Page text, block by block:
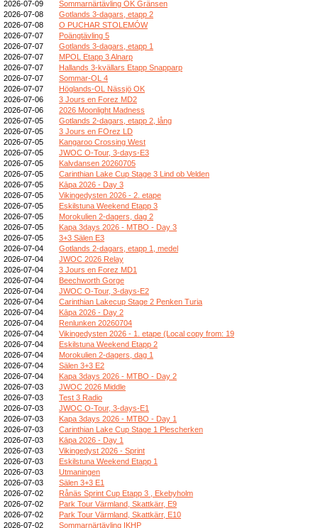
2026-07-09
Sommarnärtävling OK Gränsen
2026-07-08
Gotlands 3-dagars, etapp 2
2026-07-08
O PUCHAR STOLEMÓW
2026-07-07
Poängtävling 5
2026-07-07
Gotlands 3-dagars, etapp 1
2026-07-07
MPOL Etapp 3 Alnarp
2026-07-07
Hallands 3-kvällars Etapp Snapparp
2026-07-07
Sommar-OL 4
2026-07-07
Höglands-OL Nässjö OK
2026-07-06
3 Jours en Forez MD2
2026-07-06
2026 Moonlight Madness
2026-07-05
Gotlands 2-dagars, etapp 2, lång
2026-07-05
3 Jours en FOrez LD
2026-07-05
Kangaroo Crossing West
2026-07-05
JWOC O-Tour, 3-days-E3
2026-07-05
Kalvdansen 20260705
2026-07-05
Carinthian Lake Cup Stage 3 Lind ob Velden
2026-07-05
Kāpa 2026 - Day 3
2026-07-05
Vikingedysten 2026 - 2. etape
2026-07-05
Eskilstuna Weekend Etapp 3
2026-07-05
Morokulien 2-dagers, dag 2
2026-07-05
Kapa 3days 2026 - MTBO - Day 3
2026-07-05
3+3 Sälen E3
2026-07-04
Gotlands 2-dagars, etapp 1, medel
2026-07-04
JWOC 2026 Relay
2026-07-04
3 Jours en Forez MD1
2026-07-04
Beechworth Gorge
2026-07-04
JWOC O-Tour, 3-days-E2
2026-07-04
Carinthian Lakecup Stage 2 Penken Turia
2026-07-04
Kāpa 2026 - Day 2
2026-07-04
Renlunken 20260704
2026-07-04
Vikingedysten 2026 - 1. etape (Local copy from: 19
2026-07-04
Eskilstuna Weekend Etapp 2
2026-07-04
Morokulien 2-dagers, dag 1
2026-07-04
Sälen 3+3 E2
2026-07-04
Kapa 3days 2026 - MTBO - Day 2
2026-07-03
JWOC 2026 Middle
2026-07-03
Test 3 Radio
2026-07-03
JWOC O-Tour, 3-days-E1
2026-07-03
Kapa 3days 2026 - MTBO - Day 1
2026-07-03
Carinthian Lake Cup Stage 1 Plescherken
2026-07-03
Kāpa 2026 - Day 1
2026-07-03
Vikingedyst 2026 - Sprint
2026-07-03
Eskilstuna Weekend Etapp 1
2026-07-03
Utmaningen
2026-07-03
Sälen 3+3 E1
2026-07-02
Rånäs Sprint Cup Etapp 3 , Ekebyholm
2026-07-02
Park Tour Värmland, Skattkärr, E9
2026-07-02
Park Tour Värmland, Skattkärr, E10
2026-07-02
Sommarnärtävling IKHP